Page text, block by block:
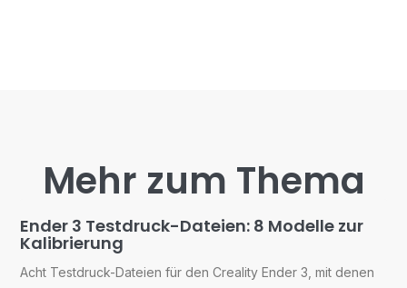
Mehr zum Thema
Ender 3 Testdruck-Dateien: 8 Modelle zur
Kalibrierung
Acht Testdruck-Dateien für den Creality Ender 3, mit denen